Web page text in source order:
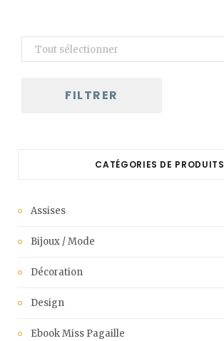
FILTRER
CATÉGORIES DE PRODUITS
Assises
Bijoux / Mode
Décoration
Design
Ebook Miss Pagaille